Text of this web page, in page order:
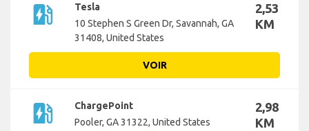
ev_station
Tesla
10 Stephen S Green Dr, Savannah, GA
31408, United States
2,53
KM
VOIR
ev_station
ChargePoint
Pooler, GA 31322, United States
2,98
KM